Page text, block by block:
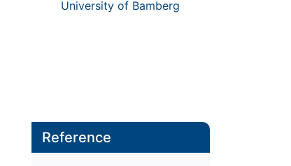
University of Bamberg
Reference